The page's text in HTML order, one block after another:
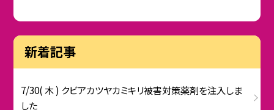
新着記事
7/30( 木 ) クビアカツヤカミキリ被害対策薬剤を注入しま
した